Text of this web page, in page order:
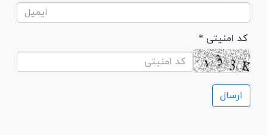
* کد امنیتی